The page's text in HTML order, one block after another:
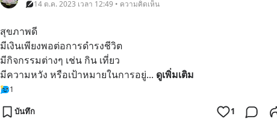
14 ต.ค. 2023 เวลา 12:49 • ความคิดเห็น
สุขภาพดี
มีเงินเพียงพอต่อการดำรงชีวิต
มีกิจกรรมต่างๆ เช่น กิน เที่ยว
มีความหวัง หรือเป้าหมายในการอยู่... ดูเพิ่มเติม
1
บันทึก 1